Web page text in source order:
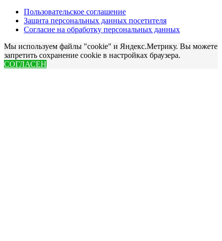
Пользовательское соглашение
Защита персональных данных посетителя
Согласие на обработку персональных данных
Мы используем файлы "cookie" и Яндекс.Метрику. Вы можете
запретить сохранение cookie в настройках браузера.
СОГЛАСЕН